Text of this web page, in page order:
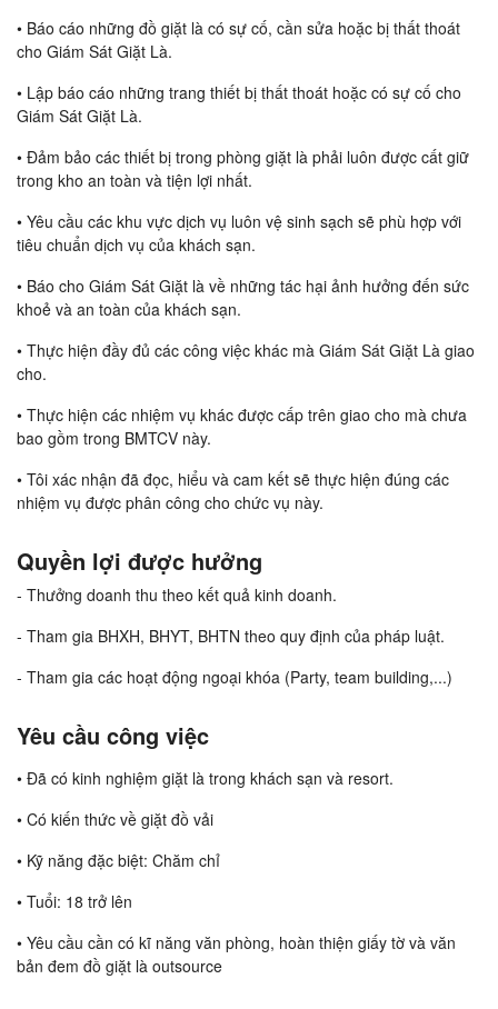
• Báo cáo những đồ giặt là có sự cố, cần sửa hoặc bị thất thoát
cho Giám Sát Giặt Là.
• Lập báo cáo những trang thiết bị thất thoát hoặc có sự cố cho
Giám Sát Giặt Là.
• Đảm bảo các thiết bị trong phòng giặt là phải luôn được cất giữ
trong kho an toàn và tiện lợi nhất.
• Yêu cầu các khu vực dịch vụ luôn vệ sinh sạch sẽ phù hợp với
tiêu chuẩn dịch vụ của khách sạn.
• Báo cho Giám Sát Giặt là về những tác hại ảnh hưởng đến sức
khoẻ và an toàn của khách sạn.
• Thực hiện đầy đủ các công việc khác mà Giám Sát Giặt Là giao
cho.
• Thực hiện các nhiệm vụ khác được cấp trên giao cho mà chưa
bao gồm trong BMTCV này.
• Tôi xác nhận đã đọc, hiểu và cam kết sẽ thực hiện đúng các
nhiệm vụ được phân công cho chức vụ này.
Quyền lợi được hưởng
- Thưởng doanh thu theo kết quả kinh doanh.
- Tham gia BHXH, BHYT, BHTN theo quy định của pháp luật.
- Tham gia các hoạt động ngoại khóa (Party, team building,...)
Yêu cầu công việc
• Đã có kinh nghiệm giặt là trong khách sạn và resort.
• Có kiến thức về giặt đồ vải
• Kỹ năng đặc biệt: Chăm chỉ
• Tuổi: 18 trở lên
• Yêu cầu cần có kĩ năng văn phòng, hoàn thiện giấy tờ và văn
bản đem đồ giặt là outsource